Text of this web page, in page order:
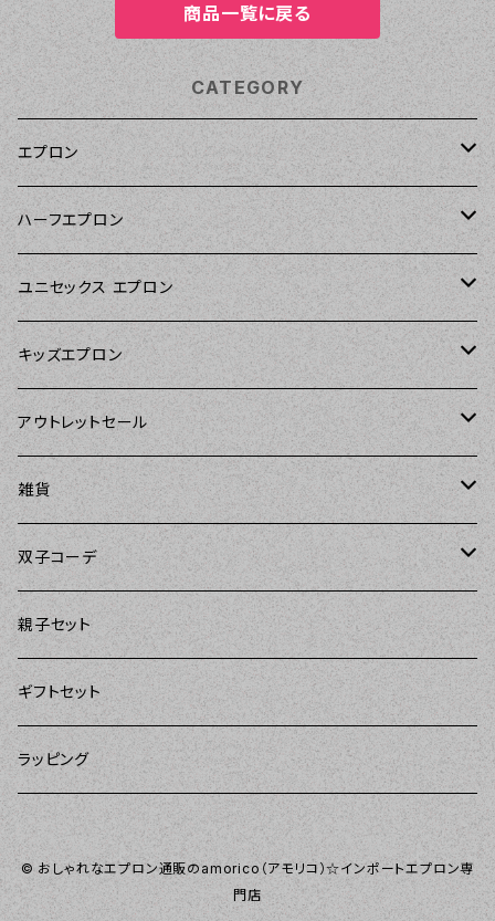
商品一覧に戻る
CATEGORY
エプロン
Kitsch'n Glam（キッチングラム）
Sierra Rose（シエラローズ）
Tarantinalovers（タランティーナ ラバーズ）
The Sunday Girl（ザサンデーガール）
Carolyn's Kitchen（キャロリンズキッチン）
Sugar baby aprons（シュガーベイビー）
DII（ディーアイアイ）
MOZI（モジ）
amorico（アモリコ）
I love Aprons（アラブエプロンズ）
Flirty Aprons（フラーティーエプロンズ）
ハーフエプロン
Sierra Rose（シエラローズ）
ユニセックス エプロン
DII（ディーアイアイ）
Sierra Rose（シエラローズ）
amorico（アモリコ）
キッズエプロン
Sierra Rose（シエラローズ）
The Sunday Girl（ザサンデーガール）
ASD Living（エーエスディーリビング）
Kitsch'n Glam（キッチングラム）
DII（ディーアイアイ）
アウトレットセール
エプロン
Kitsch'n Glam（キッチングラム）
Sierra Rose（シエラローズ）
DII（ディーアイアイ）
amorico（アモリコ）
Sugar baby aprons（シュガーベイビー）
Tarantinalovers（タランティーナ ラバーズ）
雑貨
amorico（アモリコ）
雑貨
amorico（アモリコ）
The Sunday Girl（ザサンデーガール）
DII（ディーアイアイ）
Kitsch'n Glam（キッチングラム）
双子コーデ
The Sunday Girl（サンデーガール）
親子セット
ギフトセット
ラッピング
© おしゃれなエプロン通販のamorico（アモリコ）☆インポートエプロン専
門店